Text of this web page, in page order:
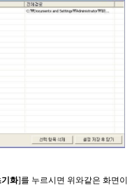
화]를 누르시면 위와같은 화면이